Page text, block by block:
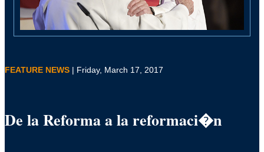
FEATURE NEWS | Friday, March 17, 2017
De la Reforma a la reformaci�n